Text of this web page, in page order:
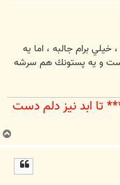
برام جالبه ، اما يه
و يه پستونك هم سرشه
تا ابد نيز دلم دست
ب
ا